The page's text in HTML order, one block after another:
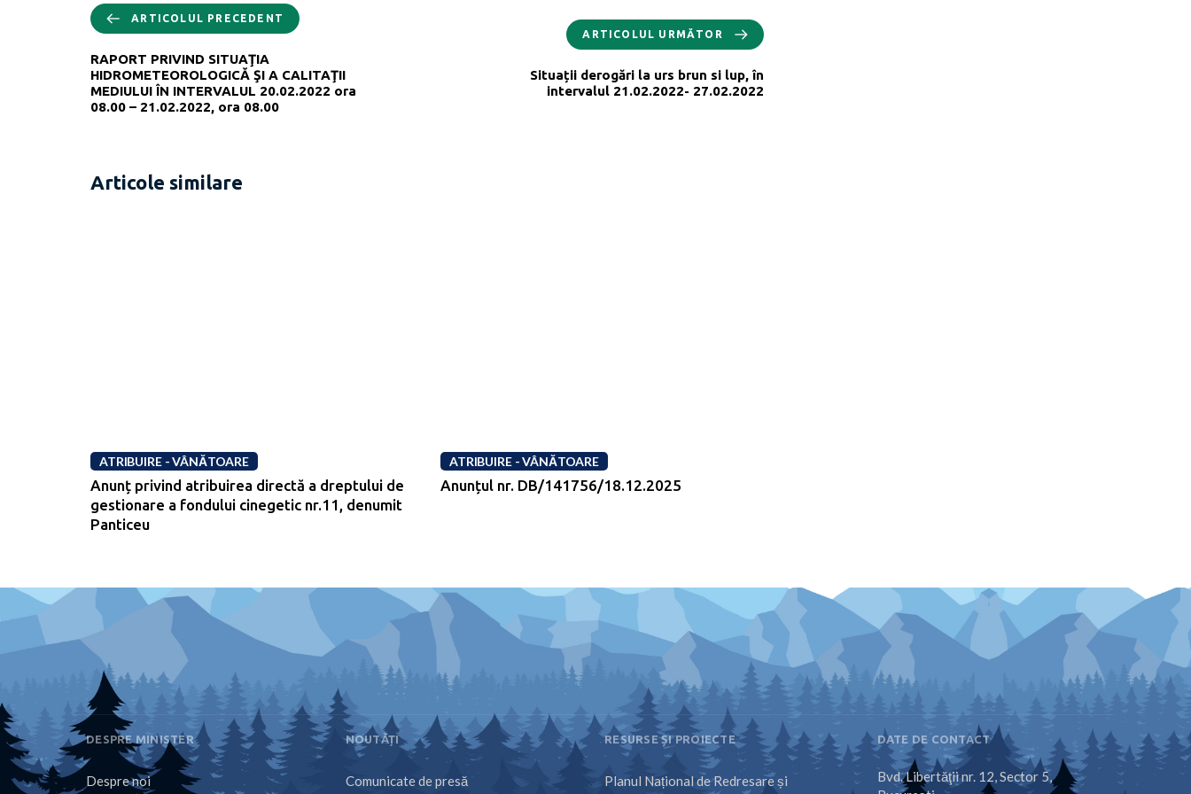
ARTICOLUL PRECEDENT
RAPORT PRIVIND SITUAŢIA
HIDROMETEOROLOGICĂ ŞI A CALITAŢII
MEDIULUI ÎN INTERVALUL 20.02.2022 ora
08.00 – 21.02.2022, ora 08.00
ARTICOLUL URMĂTOR
Situații derogări la urs brun si lup, în
intervalul 21.02.2022- 27.02.2022
Articole similare
ATRIBUIRE - VÂNĂTOARE
Anunț privind atribuirea directă a dreptului de
gestionare a fondului cinegetic nr.11, denumit
Panticeu
ATRIBUIRE - VÂNĂTOARE
Anunțul nr. DB/141756/18.12.2025
DESPRE MINISTER
Despre noi
NOUTĂȚI
Comunicate de presă
RESURSE ȘI PROIECTE
Planul Național de Redresare și
DATE DE CONTACT
Bvd. Libertăţii nr. 12, Sector 5,